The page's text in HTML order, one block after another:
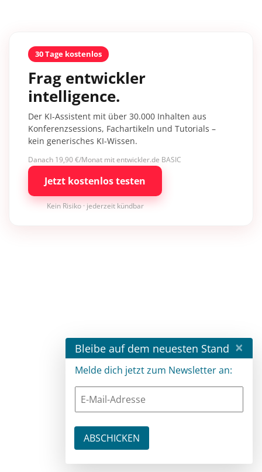
30 Tage kostenlos
Frag entwickler
intelligence.
Der KI-Assistent mit über 30.000 Inhalten aus
Konferenzsessions, Fachartikeln und Tutorials –
kein generisches KI-Wissen.
Danach 19,90 €/Monat mit entwickler.de BASIC
Jetzt kostenlos testen
Kein Risiko · jederzeit kündbar
Bleibe auf dem neuesten Stand ×
Melde dich jetzt zum Newsletter an: